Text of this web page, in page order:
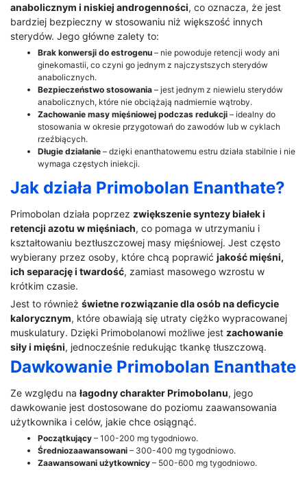
anabolicznym i niskiej androgenności, co oznacza, że jest
bardziej bezpieczny w stosowaniu niż większość innych
sterydów. Jego główne zalety to:
Brak konwersji do estrogenu – nie powoduje retencji wody ani
ginekomastii, co czyni go jednym z najczystszych sterydów
anabolicznych.
Bezpieczeństwo stosowania – jest jednym z niewielu sterydów
anabolicznych, które nie obciążają nadmiernie wątroby.
Zachowanie masy mięśniowej podczas redukcji – idealny do
stosowania w okresie przygotowań do zawodów lub w cyklach
rzeźbiących.
Długie działanie – dzięki enanthatowemu estru działa stabilnie i nie
wymaga częstych iniekcji.
Jak działa Primobolan Enanthate?
Primobolan działa poprzez zwiększenie syntezy białek i
retencji azotu w mięśniach, co pomaga w utrzymaniu i
kształtowaniu beztłuszczowej masy mięśniowej. Jest często
wybierany przez osoby, które chcą poprawić jakość mięśni,
ich separację i twardość, zamiast masowego wzrostu w
krótkim czasie.
Jest to również świetne rozwiązanie dla osób na deficycie
kalorycznym, które obawiają się utraty ciężko wypracowanej
muskulatury. Dzięki Primobolanowi możliwe jest zachowanie
siły i mięśni, jednocześnie redukując tkankę tłuszczową.
Dawkowanie Primobolan Enanthate
Ze względu na łagodny charakter Primobolanu, jego
dawkowanie jest dostosowane do poziomu zaawansowania
użytkownika i celów, jakie chce osiągnąć.
Początkujący – 100-200 mg tygodniowo.
Średniozaawansowani – 300-400 mg tygodniowo.
Zaawansowani użytkownicy – 500-600 mg tygodniowo.